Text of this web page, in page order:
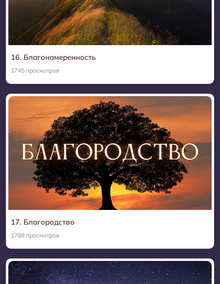
16. Благонамеренность
1745 просмотров
17. Благородство
1788 просмотров